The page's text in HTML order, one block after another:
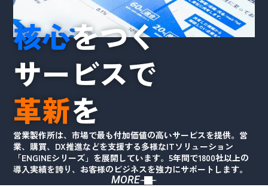
核心をつく
サービスで
革新を
営業製作所は、市場で最も付加価値の高いサービスを提供。営
業、購買、DX推進などを支援する多様なITソリューション
「ENGINEシリーズ」を展開しています。5年間で1800社以上の
導入実績を誇り、お客様のビジネスを強力にサポートします。
MORE